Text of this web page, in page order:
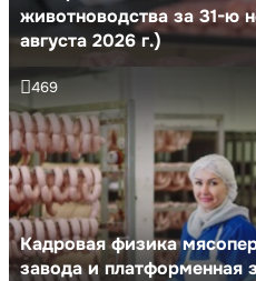
животноводства за 31-ю
августа 2026 г.)
Кадровая физика
завода и платформенная
469